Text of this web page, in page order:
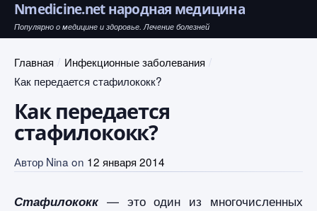
Nmedicine.net народная медицина
Популярно о медицине и здоровье. Лечение болезней
Главная
Инфекционные заболевания
Как передается стафилококк?
Как передается
стафилококк?
Автор Nina on 12 января 2014
Стафилококк — это один из многочисленных